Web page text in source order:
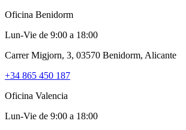
Oficina Benidorm
Lun-Vie de 9:00 a 18:00
Carrer Migjorn, 3, 03570 Benidorm, Alicante
+34 865 450 187
Oficina Valencia
Lun-Vie de 9:00 a 18:00